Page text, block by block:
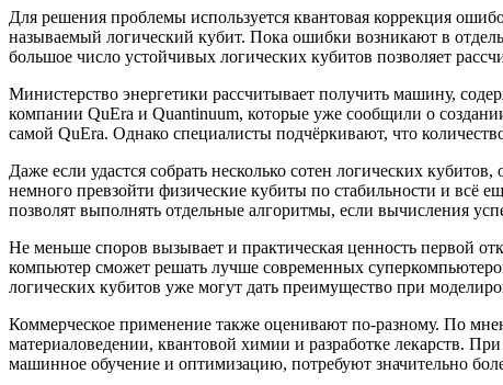
Для решения проблемы используется квантовая коррекция
называемый логический кубит. Пока ошибки возникают в
большое число устойчивых логических кубитов позволяет
Министерство энергетики рассчитывает получить машину,
компании QuEra и Quantinuum, которые уже сообщили о
самой QuEra. Однако специалисты подчёркивают, что количество
Даже если удастся собрать несколько сотен логических
немного превзойти физические кубиты по стабильности и всё
позволят выполнять отдельные алгоритмы, если вычисления
Не меньше споров вызывает и практическая ценность первой
компьютер сможет решать лучше современных
логических кубитов уже могут дать преимущество при
Коммерческое применение также оценивают по-разному. По
материаловедении, квантовой химии и разработке лекарств.
машинное обучение и оптимизацию, потребуют значительно